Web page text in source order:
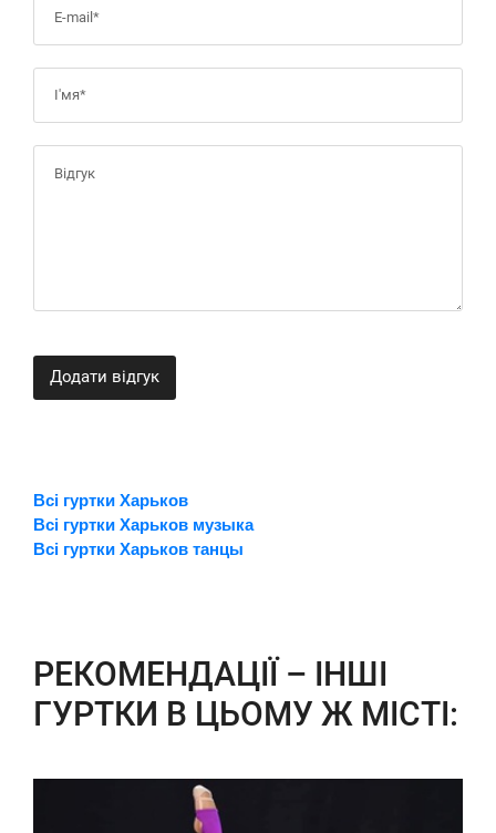
Додати відгук
Всі гуртки Харьков
Всі гуртки Харьков музыка
Всі гуртки Харьков танцы
РЕКОМЕНДАЦІЇ – ІНШІ
ГУРТКИ В ЦЬОМУ Ж МІСТІ: